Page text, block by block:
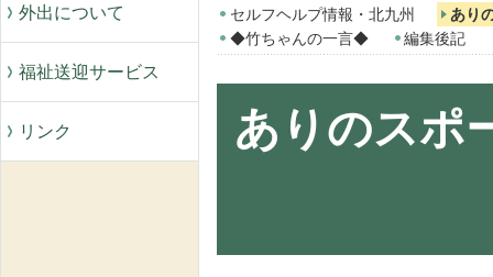
外出について
福祉送迎サービス
リンク
セルフヘルプ情報・北九州
あり
◆竹ちゃんの一言◆
編集後記
ありのスポ